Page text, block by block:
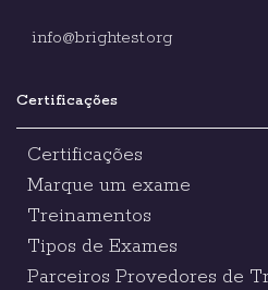
info@brightest.org
Certificações
Certificações
Marque um exame
Treinamentos
Tipos de Exames
Parceiros Provedores de